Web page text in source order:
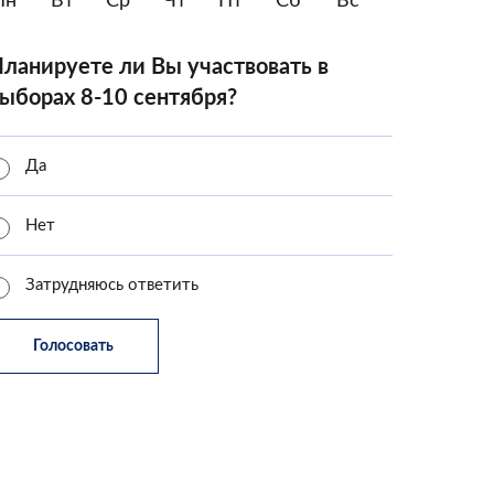
ли Вы участвовать в
8-10 сентября?
Да
Нет
Затрудняюсь ответить